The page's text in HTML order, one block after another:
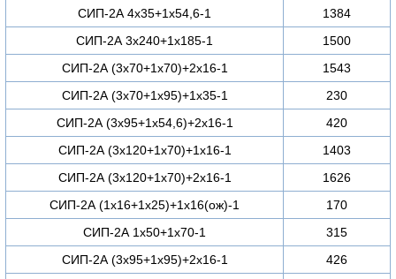
СИП-2А 4х35+1х54,6-1
1384
СИП-2А 3х240+1х185-1
1500
СИП-2А (3х70+1х70)+2х16-1
1543
СИП-2А (3х70+1х95)+1х35-1
230
СИП-2А (3х95+1х54,6)+2х16-1
420
СИП-2А (3х120+1х70)+1х16-1
1403
СИП-2А (3х120+1х70)+2х16-1
1626
СИП-2А (1х16+1х25)+1х16(ож)-1
170
СИП-2А 1х50+1х70-1
315
СИП-2А (3х95+1х95)+2х16-1
426